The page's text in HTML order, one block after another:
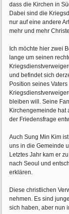
dass die Kirchen in
Dabei sind die
nur auf eine andere
mehr und mehr
Ich möchte hier zwei
lange um seinen
und befindet sich
Position seines
bleiben will. Seine
Kirchengemeinde hat
der Friedensfrage
Auch Sung Min Kim
uns in die Gemeinde
Letztes Jahr kam er
nach Seoul und
erklären.
Diese christlichen
nehmen. Es sind
sich haben, aber nun